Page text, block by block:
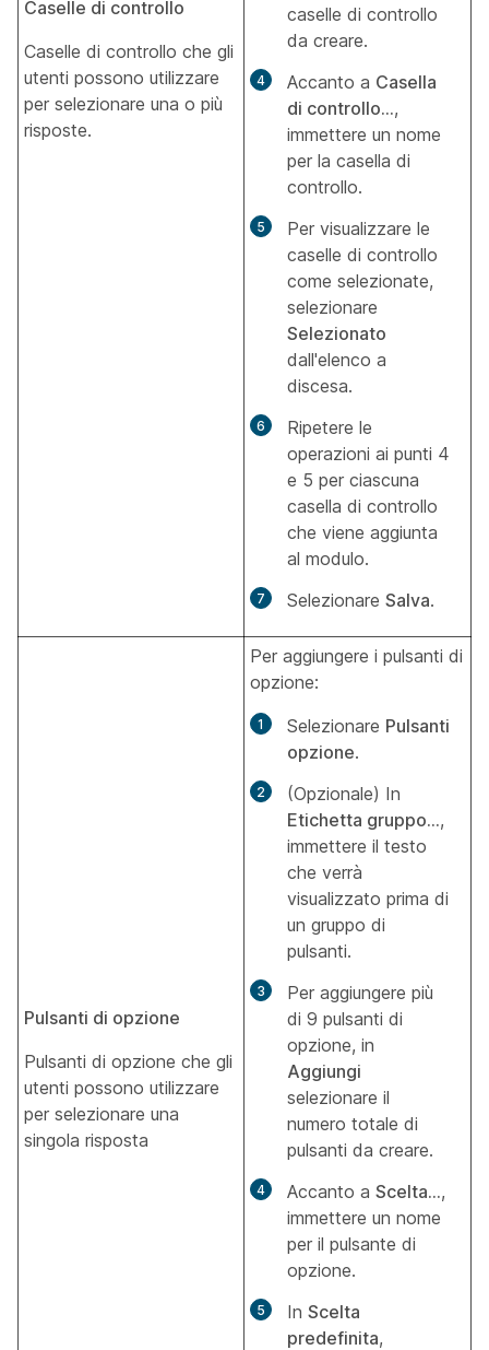
Caselle di controllo
Caselle di controllo che gli
utenti possono utilizzare
per selezionare una o più
risposte.
caselle di controllo
da creare.
Accanto a Casella
di controllo...,
immettere un nome
per la casella di
controllo.
Per visualizzare le
caselle di controllo
come selezionate,
selezionare
Selezionato
dall'elenco a
discesa.
Ripetere le
operazioni ai punti 4
e 5 per ciascuna
casella di controllo
che viene aggiunta
al modulo.
Selezionare Salva.
Pulsanti di opzione
Pulsanti di opzione che gli
utenti possono utilizzare
per selezionare una
singola risposta
Per aggiungere i pulsanti di
opzione:
Selezionare Pulsanti
opzione.
(Opzionale) In
Etichetta gruppo...,
immettere il testo
che verrà
visualizzato prima di
un gruppo di
pulsanti.
Per aggiungere più
di 9 pulsanti di
opzione, in
Aggiungi
selezionare il
numero totale di
pulsanti da creare.
Accanto a Scelta...,
immettere un nome
per il pulsante di
opzione.
In Scelta
predefinita,